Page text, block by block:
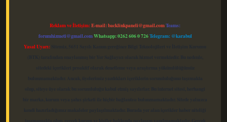
Reklam ve İletişim:E-mail:backlinkpaneli@gmail.comTeams:
forumhizmeti@gmail.comWhatsapp: 0262 606 0 726Telegram: @karabul
Yasal Uyarı: